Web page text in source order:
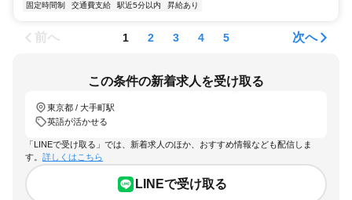
固定時間制 交通費支給 駅近5分以内 昇給あり
前へ 1 2 3 4 5 次へ
この条件の新着求人を受け取る
東京都 / 大手町駅
英語が活かせる
「LINEで受け取る」では、新着求人のほか、おすすめ情報なども配信しま
す。 詳しくはこちら
LINEで受け取る